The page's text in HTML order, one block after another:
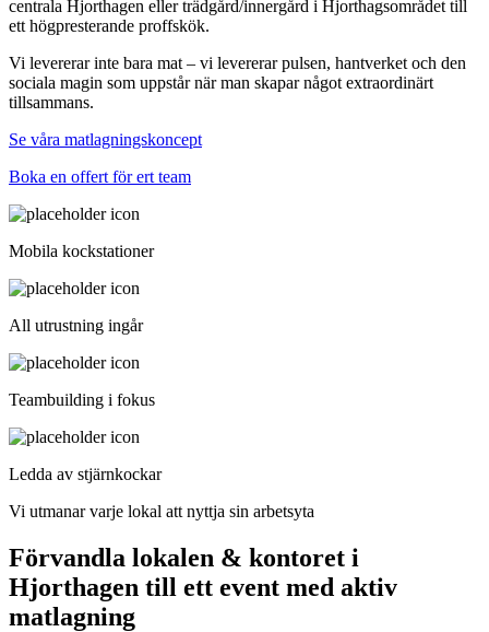
centrala Hjorthagen eller trädgård/innergård i Hjorthagsområdet till
ett högpresterande proffskök.
Vi levererar inte bara mat – vi levererar pulsen, hantverket och den
sociala magin som uppstår när man skapar något extraordinärt
tillsammans.
Se våra matlagningskoncept
Boka en offert för ert team
Mobila kockstationer
All utrustning ingår
Teambuilding i fokus
Ledda av stjärnkockar
Vi utmanar varje lokal att nyttja sin arbetsyta
Förvandla lokalen & kontoret i
Hjorthagen till ett event med aktiv
matlagning